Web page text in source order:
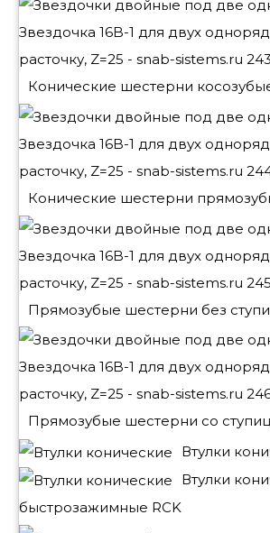
Конические шестерни
Конические шестерни
Прямозубые шестерни без
Прямозубые шестерни со
Втулки
Втулки
быстрозажимные RCK